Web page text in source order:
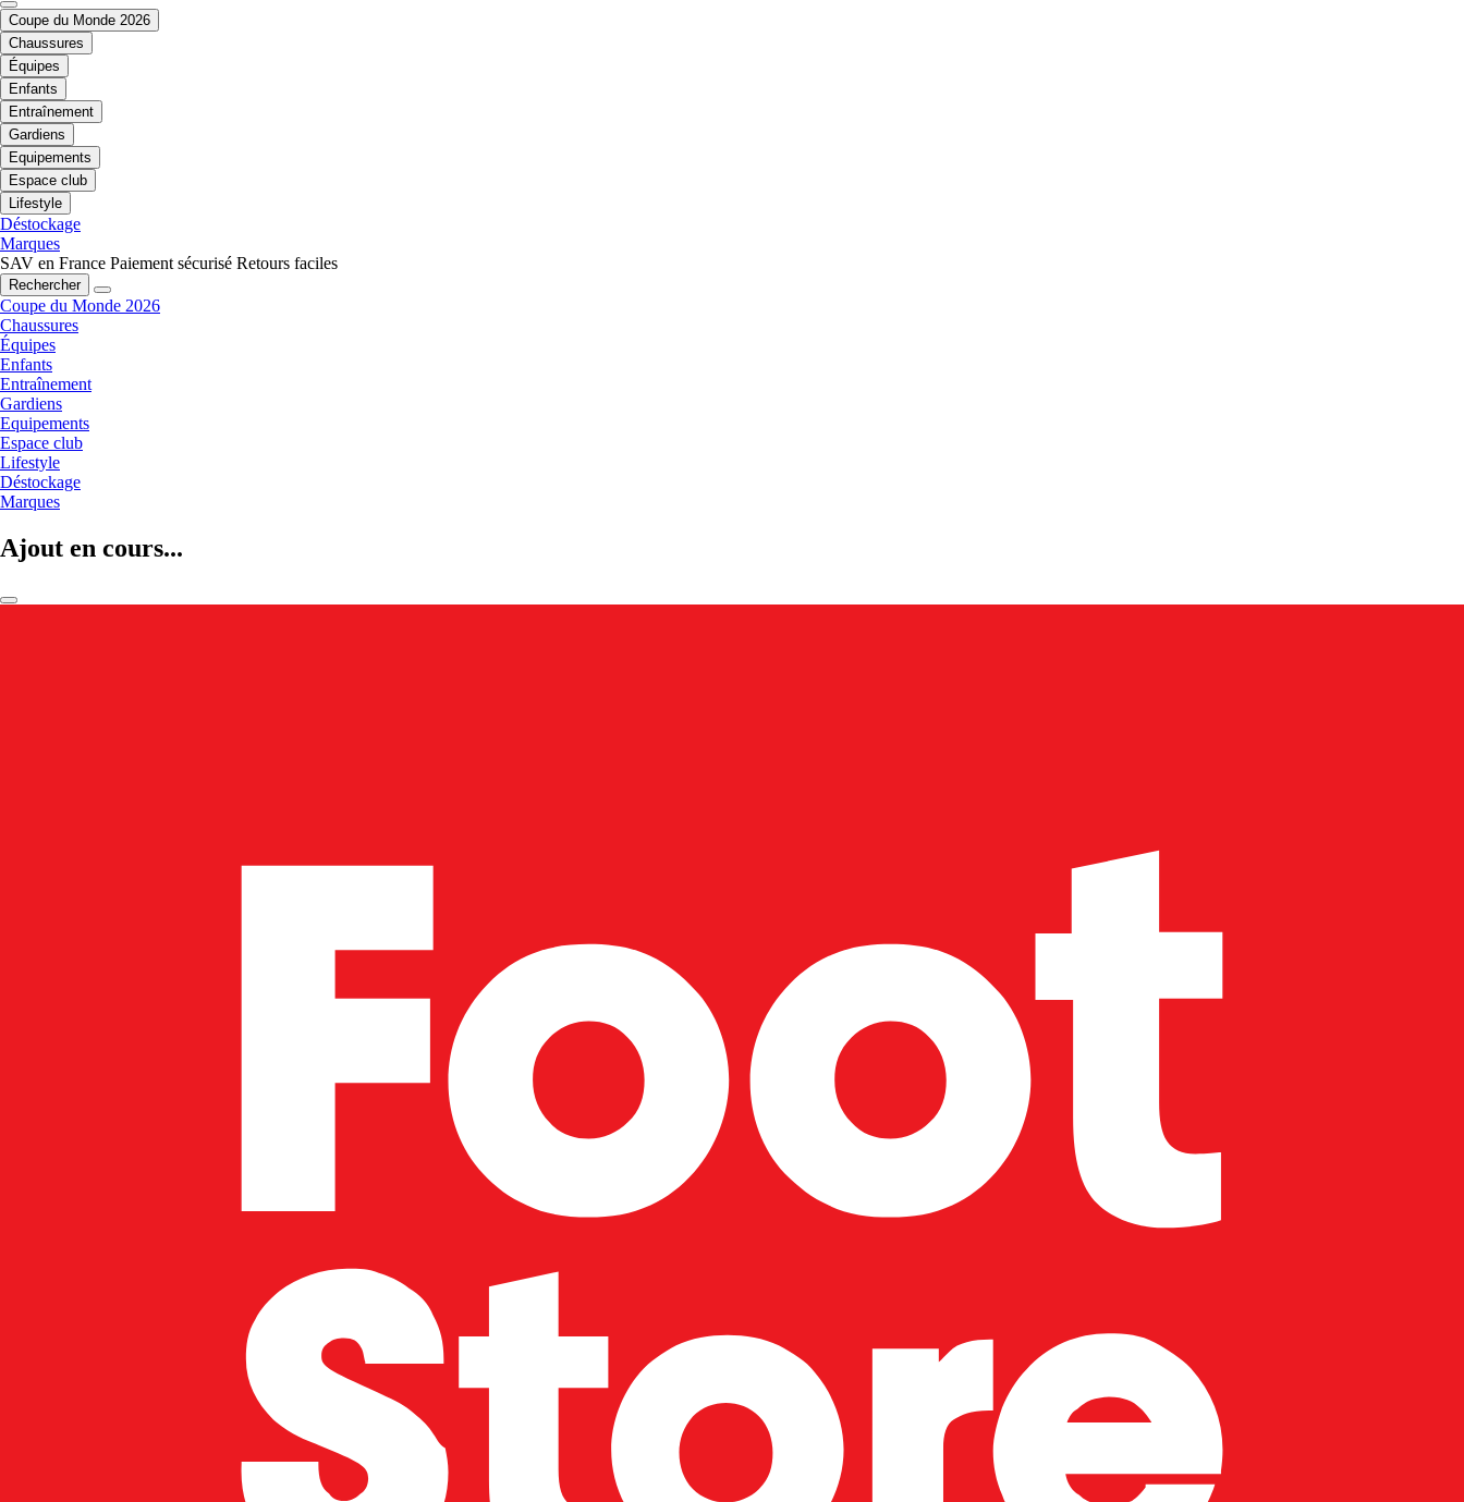
Coupe du Monde 2026
Chaussures
Équipes
Enfants
Entraînement
Gardiens
Equipements
Espace club
Lifestyle
Déstockage
Marques
SAV en France Paiement sécurisé Retours faciles
Rechercher
Coupe du Monde 2026
Chaussures
Équipes
Enfants
Entraînement
Gardiens
Equipements
Espace club
Lifestyle
Déstockage
Marques
Ajout en cours...